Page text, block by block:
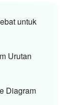
untuk
Urutan
Diagram